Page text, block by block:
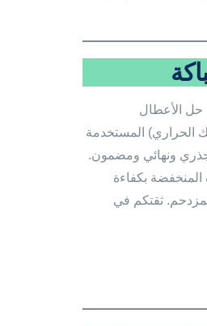
حل الأعطال
الحراري) المستخدمة
جذري ونهائي ومضمون.
بكفاءة
ثقتكم في